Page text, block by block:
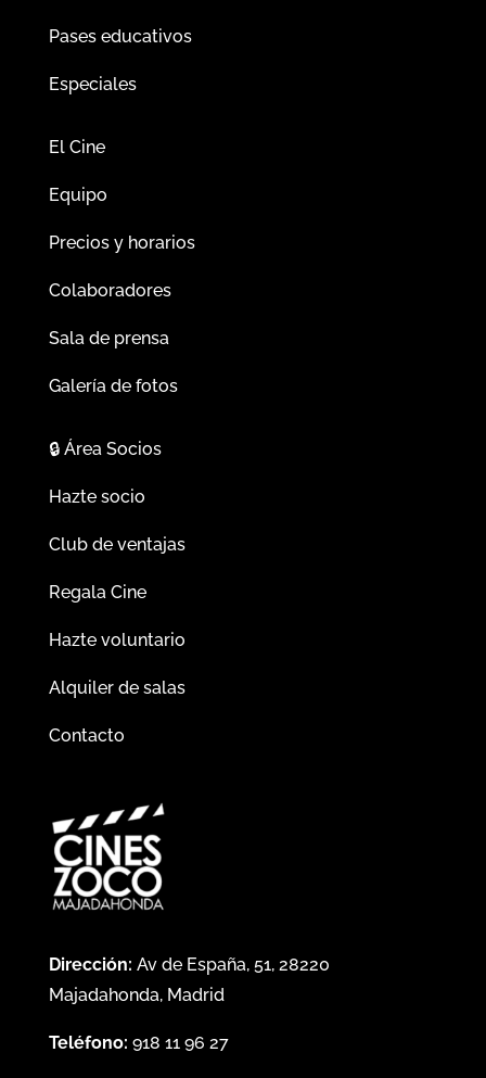
Pases educativos
Especiales
El Cine
Equipo
Precios y horarios
Colaboradores
Sala de prensa
Galería de fotos
🔒Área Socios
Hazte socio
Club de ventajas
Regala Cine
Hazte voluntario
Alquiler de salas
Contacto
Dirección: Av de España, 51, 28220
Majadahonda, Madrid
Teléfono: 918 11 96 27